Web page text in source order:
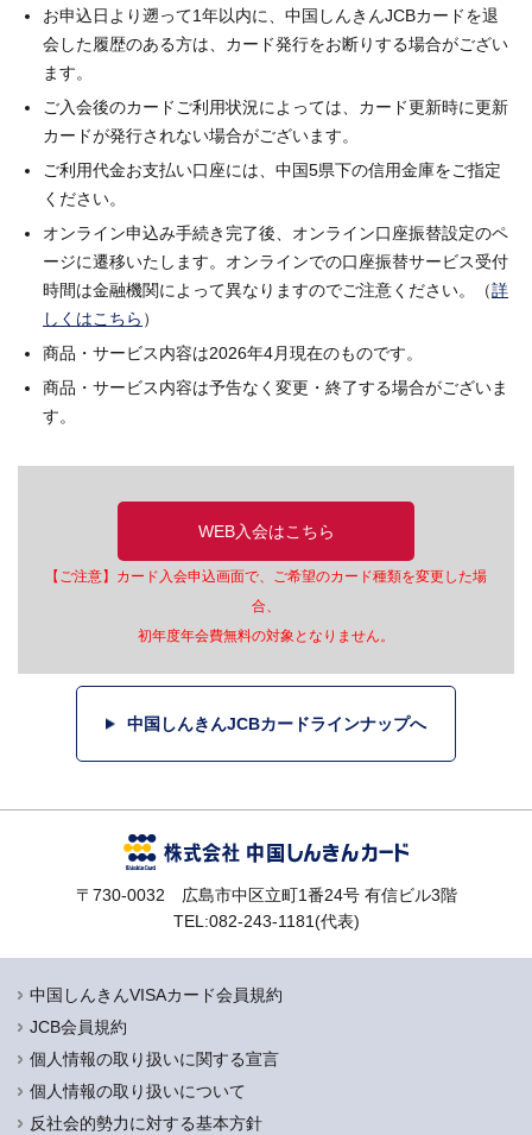
お申込日より遡って1年以内に、中国しんきんJCBカードを退
会した履歴のある方は、カード発行をお断りする場合がござい
ます。
ご入会後のカードご利用状況によっては、カード更新時に更新
カードが発行されない場合がございます。
ご利用代金お支払い口座には、中国5県下の信用金庫をご指定
ください。
オンライン申込み手続き完了後、オンライン口座振替設定のペ
ージに遷移いたします。オンラインでの口座振替サービス受付
時間は金融機関によって異なりますのでご注意ください。（詳
しくはこちら ）
商品・サービス内容は2026年4月現在のものです。
商品・サービス内容は予告なく変更・終了する場合がございま
す。
WEB入会はこちら
【ご注意】カード入会申込画面で、ご希望のカード種類を変更した場
合、
初年度年会費無料の対象となりません。
中国しんきんJCBカードラインナップへ
〒730-0032 広島市中区立町1番24号 有信ビル3階
TEL:082-243-1181(代表)
中国しんきんVISAカード会員規約
JCB会員規約
個人情報の取り扱いに関する宣言
個人情報の取り扱いについて
反社会的勢力に対する基本方針